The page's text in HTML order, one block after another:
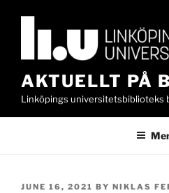
AKTUELLT PÅ
Linköpings universitetsbiblioteks
POSTED
JUNE 16, 2021 BY NIKLAS